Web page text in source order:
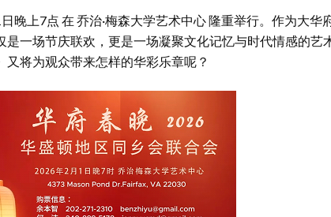
晚上7点 在 乔治·梅森大学艺术中心 隆重举行。作为大华
一场节庆联欢，更是一场凝聚文化记忆与时代情感的艺
将为观众带来怎样的华彩乐章呢？